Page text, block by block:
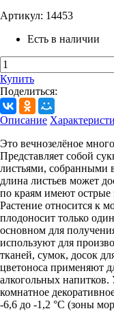
Артикул: 14453
Есть в наличии
Купить
Поделиться:
Описание
Это вечнозелёное
Представляет собой
листьями, собранными
длина листьев может
по краям имеют острые
Растение относится к
плодоносит только
основном для
используют для
тканей, сумок, досок
цветоноса применяют
алкогольных
комнатное
-6,6 до -1,2 °C (зоны